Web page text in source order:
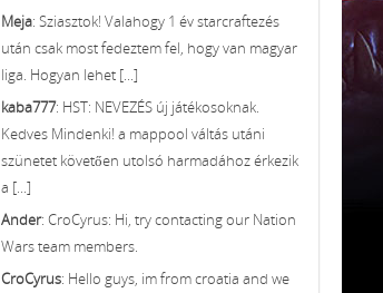
Meja: Sziasztok! Valahogy 1 év starcraftezés
után csak most fedeztem fel, hogy van magyar
liga. Hogyan lehet [...]
kaba777: HST: NEVEZÉS új játékosoknak.
Kedves Mindenki! a mappool váltás utáni
szünetet követően utolsó harmadához érkezik
a [...]
Ander: CroCyrus: Hi, try contacting our Nation
Wars team members.
CroCyrus: Hello guys, im from croatia and we